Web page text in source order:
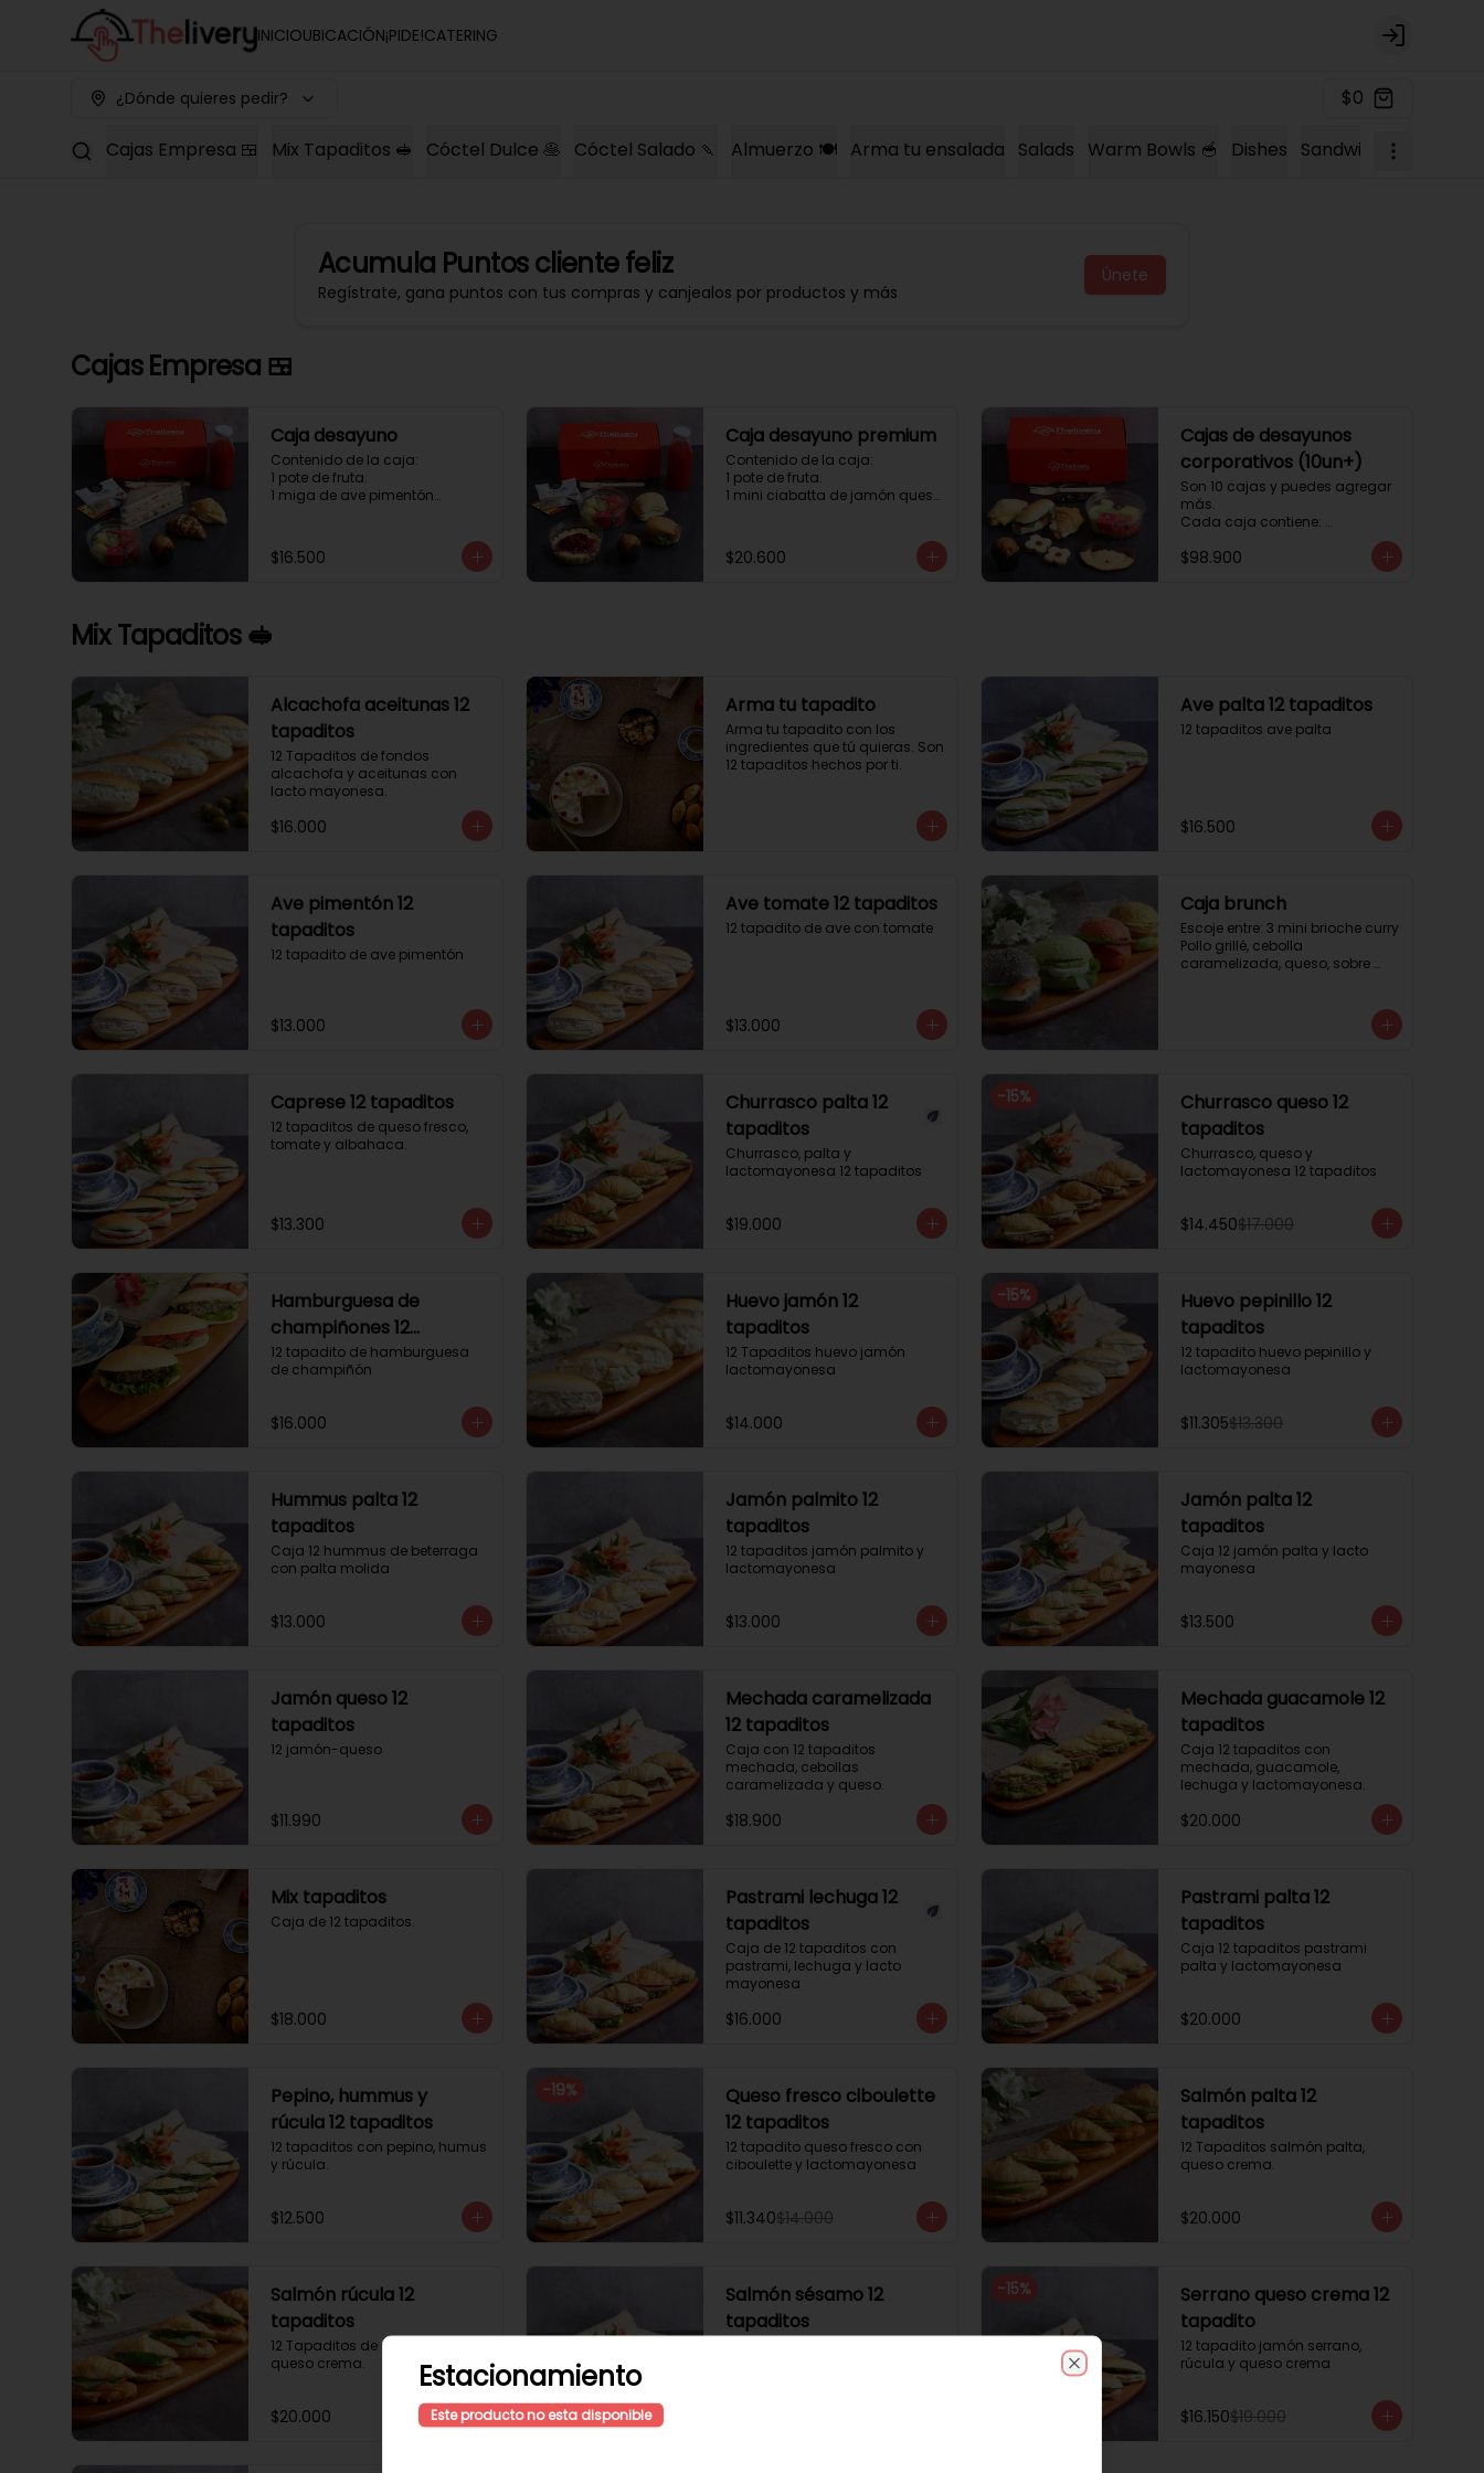
INICIOUBICACIÓN¡PIDE!CATERING Login
¿Dónde quieres pedir? $0
Cajas Empresa 🍱 Mix Tapaditos 🥪 Cóctel Dulce 🥞 Cóctel Salado 🍡 Almuerzo 🍽️ Arma tu ensalada Salads Warm Bowls 🥣 Dishes Sandwich 🍔
Acumula Puntos cliente feliz
Regístrate, gana puntos con tus compras y canjealos por productos y más
Únete
Cajas Empresa 🍱
Caja desayuno
Contenido de la caja:
1 pote de fruta.
1 miga de ave pimentón
1 mini muffin
1 sobre de té y café
$16.500
Caja desayuno premium
Contenido de la caja:
1 pote de fruta.
1 mini ciabatta de jamón queso
1 mini muffin
1 cheesecake
$20.600
Cajas de desayunos
corporativos (10un+)
Son 10 cajas y puedes agregar
más.
Cada caja contiene:
2 mini croissant jamón queso.
Estos desayunos no los
vendemos por unidad, desde 10
cajas.
$98.900
Mix Tapaditos 🥪
Alcachofa aceitunas 12
tapaditos
12 Tapaditos de fondos
alcachofa y aceitunas con
lacto mayonesa.
$16.000
Arma tu tapadito
Arma tu tapadito con los
ingredientes que tú quieras. Son
12 tapaditos hechos por ti.
Ave palta 12 tapaditos
12 tapaditos ave palta
$16.500
Ave pimentón 12
tapaditos
12 tapadito de ave pimentón
$13.000
Ave tomate 12 tapaditos
12 tapadito de ave con tomate
$13.000
Caja brunch
Escoje entre: 3 mini brioche curry
Pollo grillé, cebolla
caramelizada, queso, sobre
Pastrami, lactonesa, tomate y
3 mini brioche tinta calamar.
Salmon ahumado, queso
crema, hojas de rúcula
Caprese 12 tapaditos
12 tapaditos de queso fresco,
tomate y albahaca.
$13.300
Churrasco palta 12
tapaditos
Churrasco, palta y
lactomayonesa 12 tapaditos
$19.000
-15%
Churrasco queso 12
tapaditos
Churrasco, queso y
lactomayonesa 12 tapaditos
$14.450$17.000
Hamburguesa de
champiñones 12
tapaditos
12 tapadito de hamburguesa
de champiñón
$16.000
Huevo jamón 12
tapaditos
12 Tapaditos huevo jamón
lactomayonesa
$14.000
-15%
Huevo pepinillo 12
tapaditos
12 tapadito huevo pepinillo y
lactomayonesa
$11.305$13.300
Hummus palta 12
tapaditos
Caja 12 hummus de beterraga
con palta molida
$13.000
Jamón palmito 12
tapaditos
12 tapaditos jamón palmito y
lactomayonesa
$13.000
Jamón palta 12
tapaditos
Caja 12 jamón palta y lacto
mayonesa
$13.500
Jamón queso 12
tapaditos
12 jamón-queso
$11.990
Mechada caramelizada
12 tapaditos
Caja con 12 tapaditos
mechada, cebollas
caramelizada y queso.
$18.900
Mechada guacamole 12
tapaditos
Caja 12 tapaditos con
mechada, guacamole,
lechuga y lactomayonesa.
$20.000
Mix tapaditos
Caja de 12 tapaditos.
$18.000
Pastrami lechuga 12
tapaditos
Caja de 12 tapaditos con
pastrami, lechuga y lacto
mayonesa
$16.000
Pastrami palta 12
tapaditos
Caja 12 tapaditos pastrami
palta y lactomayonesa
$20.000
Pepino, hummus y
rúcula 12 tapaditos
12 tapaditos con pepino, humus
y rúcula.
$12.500
-19%
Queso fresco ciboulette
12 tapaditos
12 tapadito queso fresco con
ciboulette y lactomayonesa
$11.340$14.000
Salmón palta 12
tapaditos
12 Tapaditos salmón palta,
queso crema.
$20.000
Salmón rúcula 12
tapaditos
12 Tapaditos de salmón rúcula,
queso crema.
$20.000
Salmón sésamo 12
tapaditos
-15%
Serrano queso crema 12
tapadito
12 tapadito jamón serrano,
rúcula y queso crema
$16.150$19.000
Estacionamiento
Este producto no esta disponible
Close